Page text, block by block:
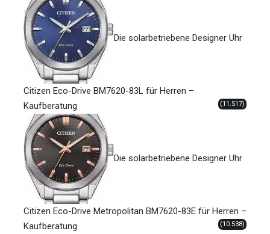
Die solarbetriebene Designer Uhr
Citizen Eco-Drive BM7620-83L für Herren –
Kaufberatung
(11.517)
Die solarbetriebene Designer Uhr
Citizen Eco-Drive Metropolitan BM7620-83E für Herren –
Kaufberatung
(10.538)